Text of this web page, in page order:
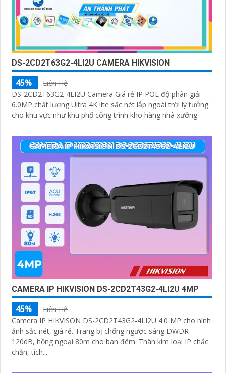
DS-2CD2T63G2-4LI2U CAMERA HIKVISION
45%
Liên Hệ
DS-2CD2T63G2-4LI2U Camera Giá rẻ IP POE độ phân giải
6.0MP chất lượng Ultra 4K lite sắc nét lắp ngoài trời lý tưởng
cho khu vực như khu phố công trình kho hàng nhà xưởng
CAMERA IP HIKVISION DS-2CD2T43G2-4LI2U 4MP
45%
Liên Hệ
Camera IP HIKVISON DS-2CD2T43G2-4LI2U 4.0 MP cho hình
ảnh sắc nét, giá rẻ. Trang bị chống ngược sáng DWDR
120dB, hồng ngoại 80m cho ban đêm. Thân kim loại IP chắc
chắn, tích...